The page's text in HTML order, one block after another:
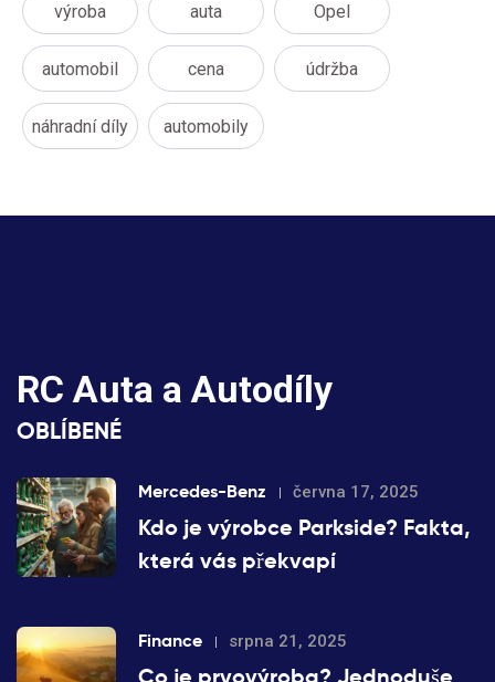
výroba auta Opel
automobil cena údržba
náhradní díly automobily
RC Auta a Autodíly
OBLÍBENÉ
Mercedes-Benz června 17, 2025
Kdo je výrobce Parkside? Fakta,
která vás překvapí
Finance srpna 21, 2025